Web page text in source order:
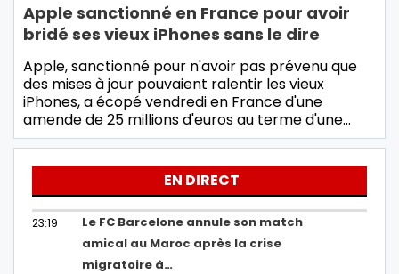
Apple sanctionné en France pour avoir
bridé ses vieux iPhones sans le dire
Apple, sanctionné pour n'avoir pas prévenu que
des mises à jour pouvaient ralentir les vieux
iPhones, a écopé vendredi en France d'une
amende de 25 millions d'euros au terme d'une…
EN DIRECT
23:19
Le FC Barcelone annule son match
amical au Maroc après la crise
migratoire à…